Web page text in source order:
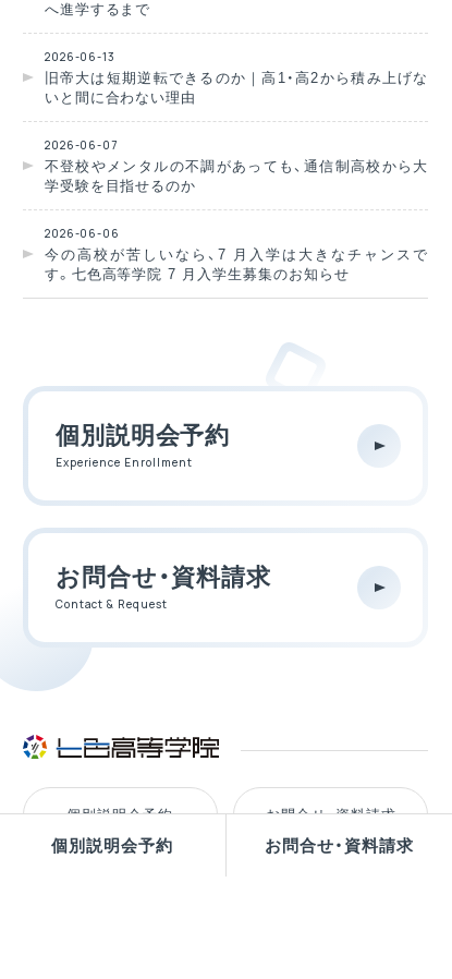
個別説明会予約 お問合せ・資料請求
へ進学するまで
2026-06-13
旧帝大は短期逆転できるのか｜高1・高2から積み上げな
いと間に合わない理由
2026-06-07
不登校やメンタルの不調があっても、通信制高校から大
学受験を目指せるのか
2026-06-06
今の高校が苦しいなら、7 月入学は大きなチャンスで
す。七色高等学院 7 月入学生募集のお知らせ
個別説明会予約
Experience Enrollment
お問合せ・資料請求
Contact & Request
個別説明会予約 お問合せ・資料請求